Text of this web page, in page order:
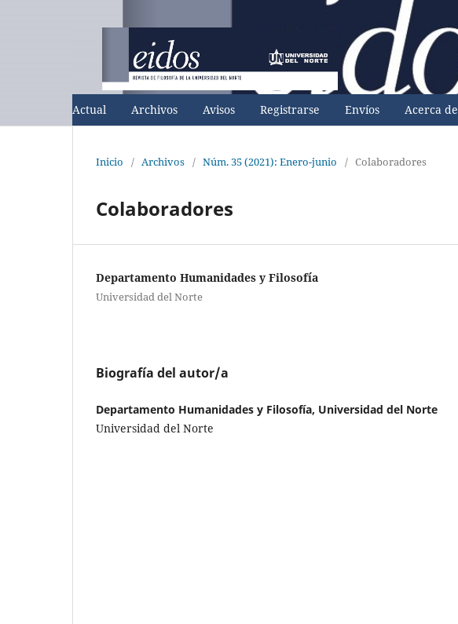
Actual Archivos Avisos Registrarse Envíos Acerca de
Inicio / Archivos / Núm. 35 (2021): Enero-junio / Colaboradores
Colaboradores
Departamento Humanidades y Filosofía
Universidad del Norte
Biografía del autor/a
Departamento Humanidades y Filosofía, Universidad del Norte
Universidad del Norte